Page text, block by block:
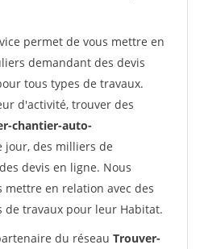
permet de vous mettre en
demandant des devis
tous types de travaux.
d'activité, trouver des
chantier-auto-
jour, des milliers de
devis en ligne. Nous
mettre en relation avec des
travaux pour leur Habitat.
du réseau Trouver-